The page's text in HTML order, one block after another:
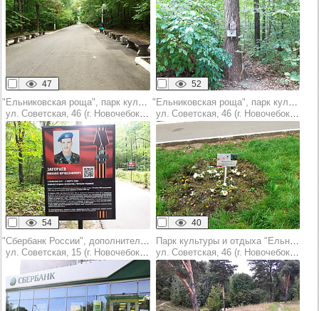
47 52
ул. Советская, 46 (г. Новочебоксарск)
54
ул. Советская, 46 (г. Новочебоксарск)
40
ул. Советская, 15 (г. Новочебоксарск)
Парк культуры и отдыха "Ельниковская роща "
ул. Советская, 46 (г. Новочебоксарск)